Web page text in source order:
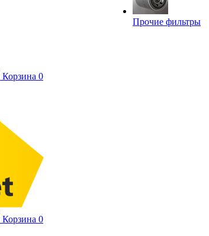
Прочие фильтры
Корзина 0
Корзина 0